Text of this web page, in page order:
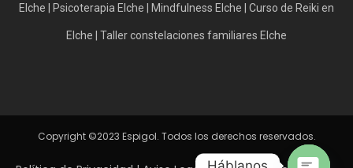
Elche Psicoterapia Elche Mindfulness Elche Curso de Reiki en
Elche Taller constelaciones familiares Elche
Copyright ©2023 Espigol. Todos los derechos reservados.